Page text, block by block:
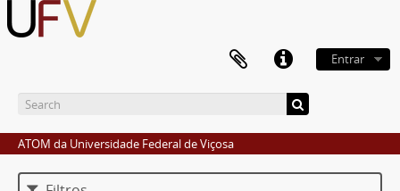
Entrar
ATOM da Universidade Federal de Viçosa